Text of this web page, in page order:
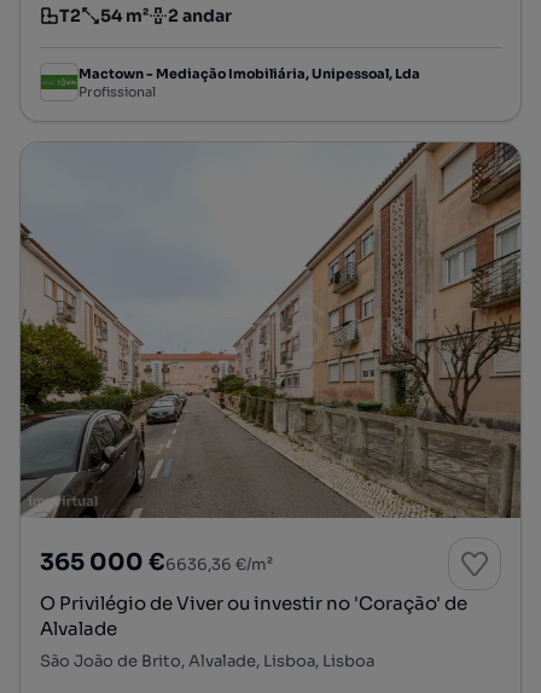
Tipologia
T2
Preço por metro quadrado
54 m²
Andar 2 andar
Mactown - Mediação Imobiliária, Unipessoal, Lda
Profissional
365 000 €6636,36 €/m²
O Privilégio de Viver ou investir no 'Coração' de
Alvalade
São João de Brito, Alvalade, Lisboa, Lisboa